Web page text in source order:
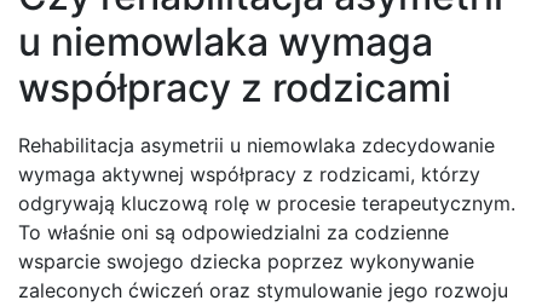
u niemowlaka wymaga
współpracy z rodzicami
Rehabilitacja asymetrii u niemowlaka zdecydowanie
wymaga aktywnej współpracy z rodzicami, którzy
odgrywają kluczową rolę w procesie terapeutycznym.
To właśnie oni są odpowiedzialni za codzienne
wsparcie swojego dziecka poprzez wykonywanie
zaleconych ćwiczeń oraz stymulowanie jego rozwoju